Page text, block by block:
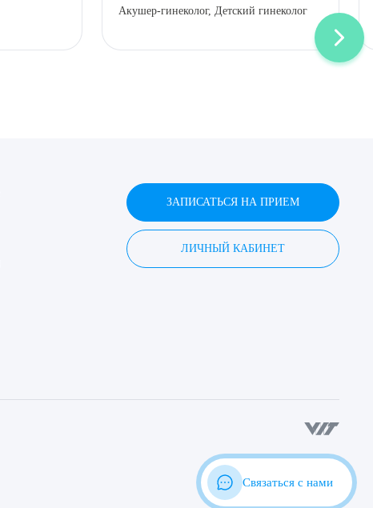
Акушер-гинеколог, Детский гинеколог
ЗАПИСАТЬСЯ НА ПРИЕМ
ЛИЧНЫЙ КАБИНЕТ
Связаться с нами